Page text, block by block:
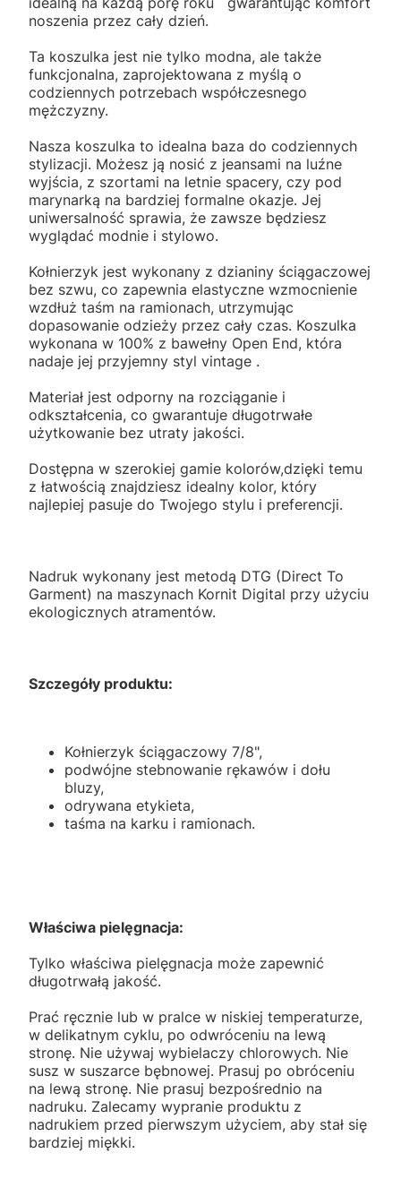
noszenia przez cały dzień.
Ta koszulka jest nie tylko modna, ale także
funkcjonalna, zaprojektowana z myślą o
codziennych potrzebach współczesnego
mężczyzny.
Nasza koszulka to idealna baza do codziennych
stylizacji. Możesz ją nosić z jeansami na luźne
wyjścia, z szortami na letnie spacery, czy pod
marynarką na bardziej formalne okazje. Jej
uniwersalność sprawia, że zawsze będziesz
wyglądać modnie i stylowo.
Kołnierzyk jest wykonany z dzianiny ściągaczowej
bez szwu, co zapewnia elastyczne wzmocnienie
wzdłuż taśm na ramionach, utrzymując
dopasowanie odzieży przez cały czas. Koszulka
wykonana w 100% z bawełny Open End, która
nadaje jej przyjemny styl vintage .
Materiał jest odporny na rozciąganie i
odkształcenia, co gwarantuje długotrwałe
użytkowanie bez utraty jakości.
Dostępna w szerokiej gamie kolorów,dzięki temu
z łatwością znajdziesz idealny kolor, który
najlepiej pasuje do Twojego stylu i preferencji.
Nadruk wykonany jest metodą DTG (Direct To
Garment) na maszynach Kornit Digital przy użyciu
ekologicznych atramentów.
Szczegóły produktu:
Kołnierzyk ściągaczowy 7/8",
podwójne stebnowanie rękawów i dołu
bluzy,
odrywana etykieta,
taśma na karku i ramionach.
Właściwa pielęgnacja:
Tylko właściwa pielęgnacja może zapewnić
długotrwałą jakość.
Prać ręcznie lub w pralce w niskiej temperaturze,
w delikatnym cyklu, po odwróceniu na lewą
stronę. Nie używaj wybielaczy chlorowych. Nie
susz w suszarce bębnowej. Prasuj po obróceniu
na lewą stronę. Nie prasuj bezpośrednio na
nadruku. Zalecamy wypranie produktu z
nadrukiem przed pierwszym użyciem, aby stał się
bardziej miękki.